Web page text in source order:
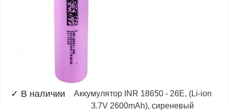
✓ В наличии
Аккумулятор INR 18650 - 26E, (Li-ion
3.7V 2600mAh), сиреневый